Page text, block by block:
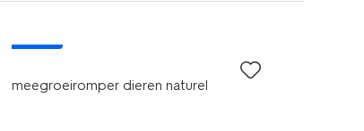
meegroeiromper dieren naturel